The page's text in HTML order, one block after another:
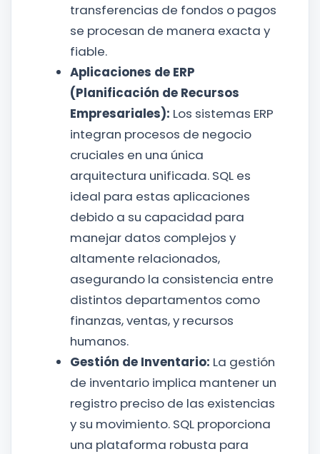
transferencias de fondos o pagos
se procesan de manera exacta y
fiable.
Aplicaciones de ERP
(Planificación de Recursos
Empresariales): Los sistemas ERP
integran procesos de negocio
cruciales en una única
arquitectura unificada. SQL es
ideal para estas aplicaciones
debido a su capacidad para
manejar datos complejos y
altamente relacionados,
asegurando la consistencia entre
distintos departamentos como
finanzas, ventas, y recursos
humanos.
Gestión de Inventario: La gestión
de inventario implica mantener un
registro preciso de las existencias
y su movimiento. SQL proporciona
una plataforma robusta para